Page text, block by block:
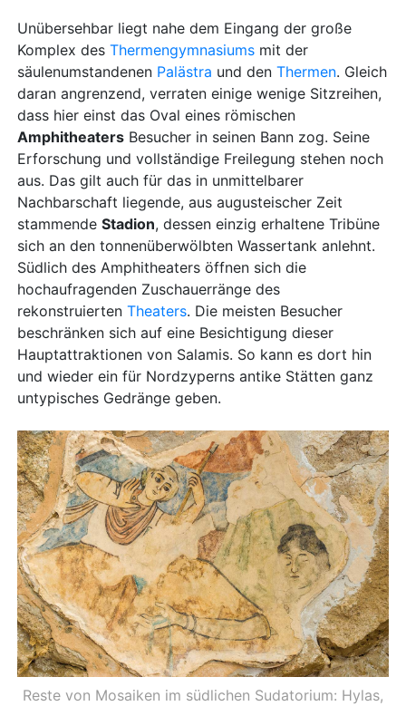
Unübersehbar liegt nahe dem Eingang der große
Komplex des Thermengymnasiums mit der
säulenumstandenen Palästra und den Thermen. Gleich
daran angrenzend, verraten einige wenige Sitzreihen,
dass hier einst das Oval eines römischen
Amphitheaters Besucher in seinen Bann zog. Seine
Erforschung und vollständige Freilegung stehen noch
aus. Das gilt auch für das in unmittelbarer
Nachbarschaft liegende, aus augusteischer Zeit
stammende Stadion, dessen einzig erhaltene Tribüne
sich an den tonnenüberwölbten Wassertank anlehnt.
Südlich des Amphitheaters öffnen sich die
hochaufragenden Zuschauerränge des
rekonstruierten Theaters. Die meisten Besucher
beschränken sich auf eine Besichtigung dieser
Hauptattraktionen von Salamis. So kann es dort hin
und wieder ein für Nordzyperns antike Stätten ganz
untypisches Gedränge geben.
Reste von Mosaiken im südlichen Sudatorium: Hylas,